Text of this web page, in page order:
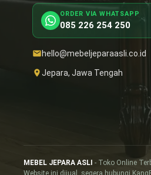
ORDER VIA WHATSAPP
085 226 254 250
hello@mebeljeparaasli.co.id
Jepara, Jawa Tengah
MEBEL JEPARA ASLI - Toko Online
Website ini dijual, segera hubungi